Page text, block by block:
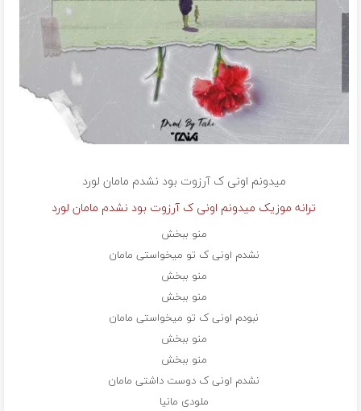
میدونم اونی ک آرزوت بود نشدم مامان لورد
ترانه موزیک میدونم اونی ک آرزوت بود نشدم مامان لورد
منو ببخش
نشدم اونی ک تو میخواستی مامان
منو ببخش
منو ببخش
نبودم اونی ک تو میخواستی مامان
منو ببخش
منو ببخش
نشدم اونی ک دوست داشتی مامان
ملودی مانیا